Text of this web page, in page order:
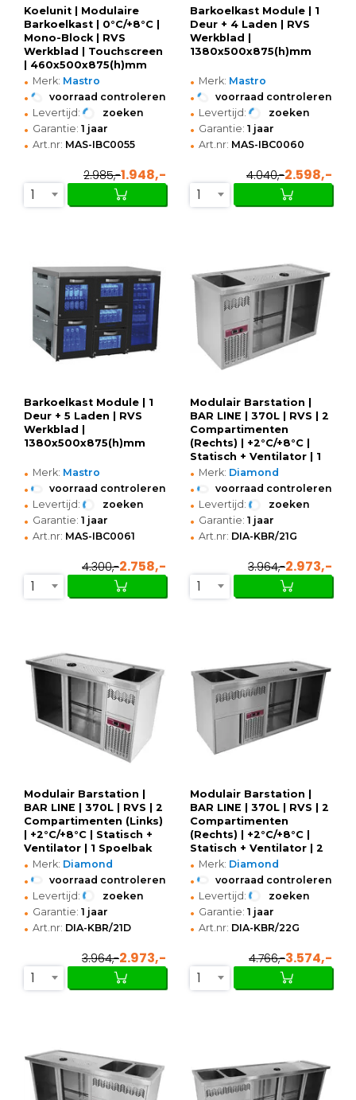
Koelunit | Modulaire
Barkoelkast | 0°C/+8°C |
Mono-Block | RVS
Werkblad | Touchscreen
| 460x500x875(h)mm
• Merk: Mastro
• voorraad controleren
• Levertijd: zoeken
• Garantie: 1 jaar
• Art.nr: MAS-IBC0055
2.985,-1.948,-
1
Barkoelkast Module | 1
Deur + 4 Laden | RVS
Werkblad |
1380x500x875(h)mm
• Merk: Mastro
• voorraad controleren
• Levertijd: zoeken
• Garantie: 1 jaar
• Art.nr: MAS-IBC0060
4.040,-2.598,-
1
Barkoelkast Module | 1
Deur + 5 Laden | RVS
Werkblad |
1380x500x875(h)mm
• Merk: Mastro
• voorraad controleren
• Levertijd: zoeken
• Garantie: 1 jaar
• Art.nr: MAS-IBC0061
4.300,-2.758,-
1
Modulair Barstation |
BAR LINE | 370L | RVS | 2
Compartimenten
(Rechts) | +2°C/+8°C |
Statisch + Ventilator | 1
Spoelbak (Links) +
Glazenspoeler |
1550x700x930(h)mm
• Merk: Diamond
• voorraad controleren
• Levertijd: zoeken
• Garantie: 1 jaar
• Art.nr: DIA-KBR/21G
3.964,-2.973,-
1
Modulair Barstation |
BAR LINE | 370L | RVS | 2
Compartimenten (Links)
| +2°C/+8°C | Statisch +
Ventilator | 1 Spoelbak
(Rechts) +
Glazenspoeler |
• Merk: Diamond
• voorraad controleren
• Levertijd: zoeken
• Garantie: 1 jaar
• Art.nr: DIA-KBR/21D
3.964,-2.973,-
1
Modulair Barstation |
BAR LINE | 370L | RVS | 2
Compartimenten
(Rechts) | +2°C/+8°C |
Statisch + Ventilator | 2
Spoelbakken (Links) +
Glazenspoeler |
• Merk: Diamond
• voorraad controleren
• Levertijd: zoeken
• Garantie: 1 jaar
• Art.nr: DIA-KBR/22G
4.766,-3.574,-
1